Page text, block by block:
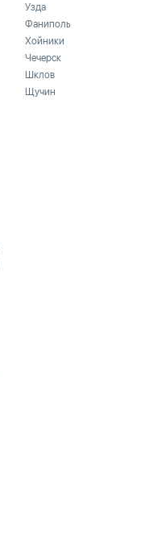
Узда
Фаниполь
Хойники
Чечерск
Шклов
Щучин